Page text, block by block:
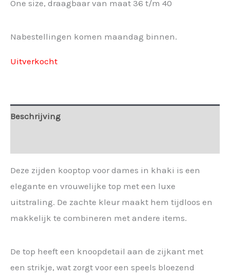
One size, draagbaar van maat 36 t/m 40
Nabestellingen komen maandag binnen.
Uitverkocht
Beschrijving
Deze zijden kooptop voor dames in khaki is een
elegante en vrouwelijke top met een luxe
uitstraling. De zachte kleur maakt hem tijdloos en
makkelijk te combineren met andere items.
De top heeft een knoopdetail aan de zijkant met
een strikje, wat zorgt voor een speels bloezend